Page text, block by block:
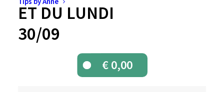
ET DU LUNDI
30/09
€0,00